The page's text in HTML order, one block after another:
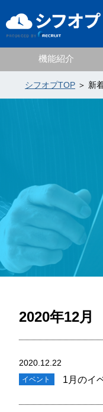
機能紹介
シフオプTOP ＞ 新
2020年12月
2020.12.22
イベント 1月のイ